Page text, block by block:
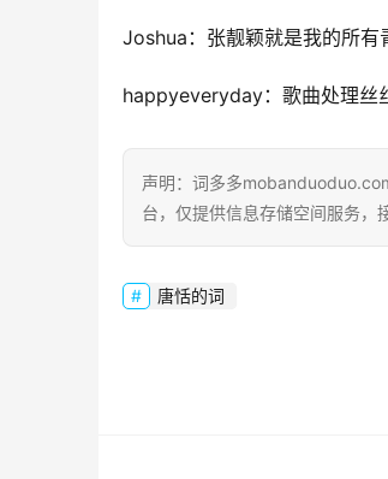
Joshua：张靓颖就是我的所有
happyeveryday：歌曲处理丝
声明：词多多
台，仅提供信息存储空间服务，
唐恬的词